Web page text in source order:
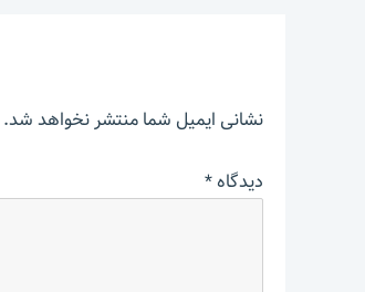
نشانی ایمیل شما منتشر نخواهد شد.
دیدگاه*